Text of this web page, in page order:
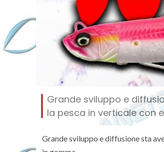
Grande sviluppo e
la pesca in verticale con
Grande sviluppo e diffusione sta